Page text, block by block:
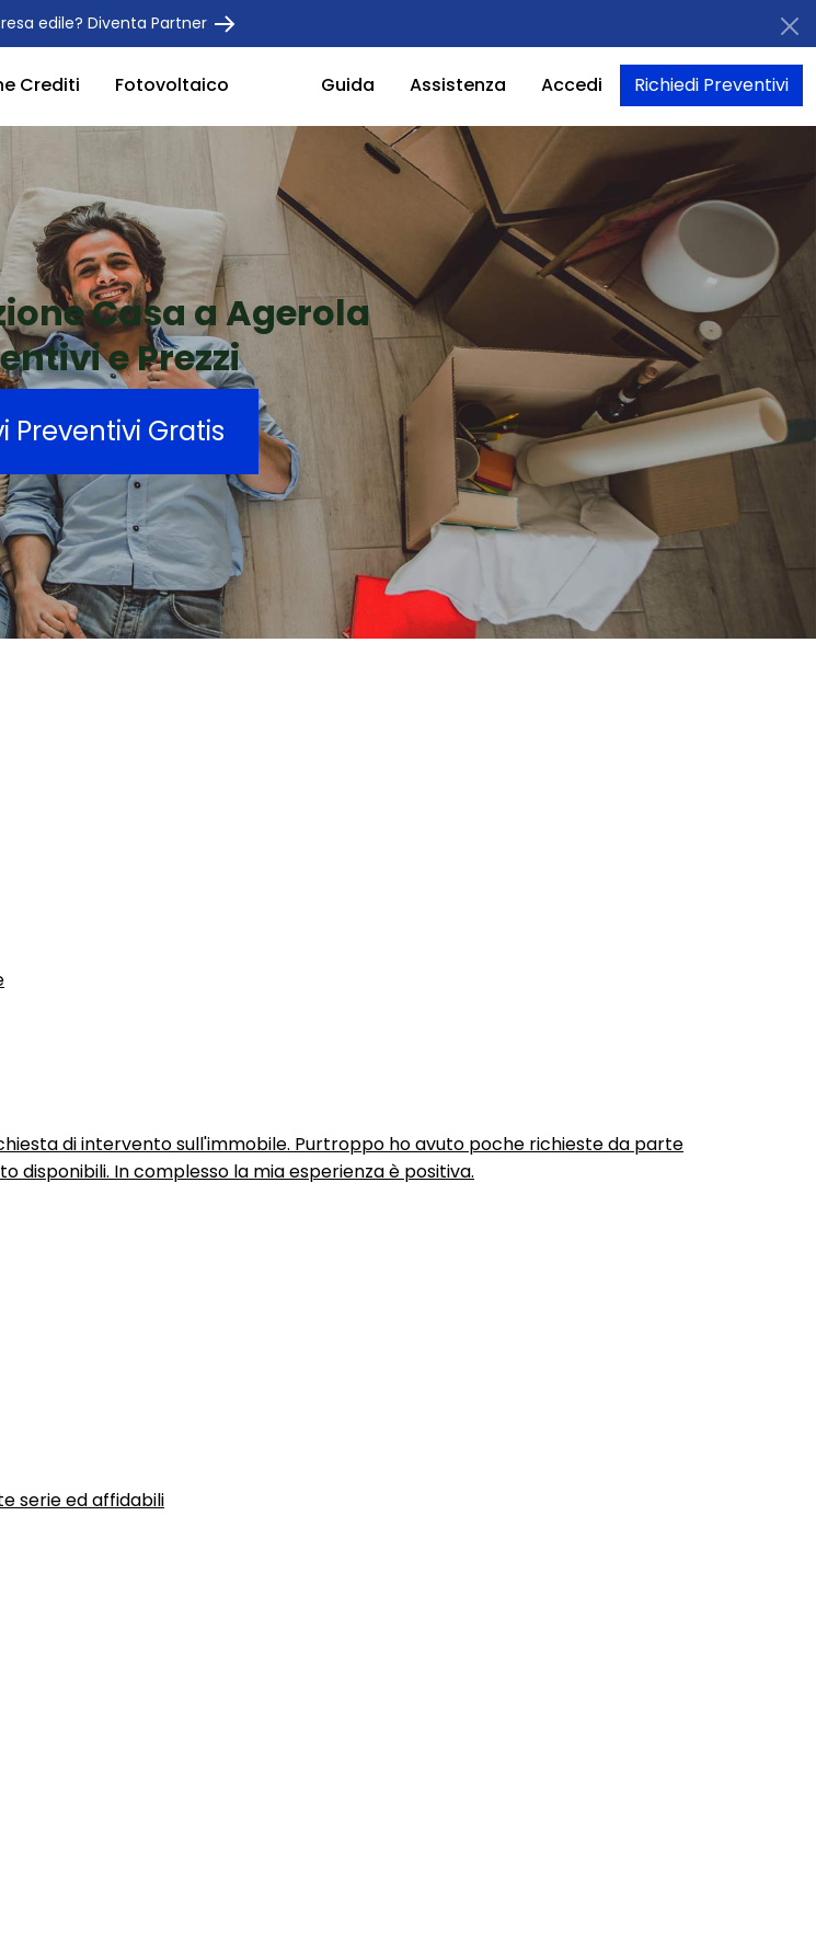
edile? Diventa Partner
Crediti Fotovoltaico Guida Assistenza Accedi Richiedi Preventivi
Casa a Agerola
e Prezzi
Preventivi Gratis
di intervento sull'immobile. Purtroppo ho avuto poche richieste da parte
In complesso la mia esperienza è positiva.
serie ed affidabili